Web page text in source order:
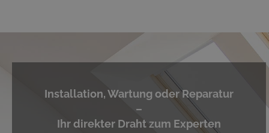
Installation, Wartung oder Reparatur
–
Ihr direkter Draht zum Experten